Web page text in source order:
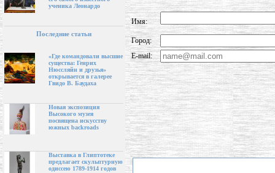
ученика Леонардо
Последние статьи
«Где командовали высшие
существа: Генрих
Нюссляйн и друзья»
открывается в галерее
Гвидо В. Баудаха
Новая экспозиция
Высокого музея
посвящена искусству
южных backroads
Выставка в Глиптотеке
предлагает скульптурную
одиссею 1789-1914 годов
Имя:
Город:
E-mail: